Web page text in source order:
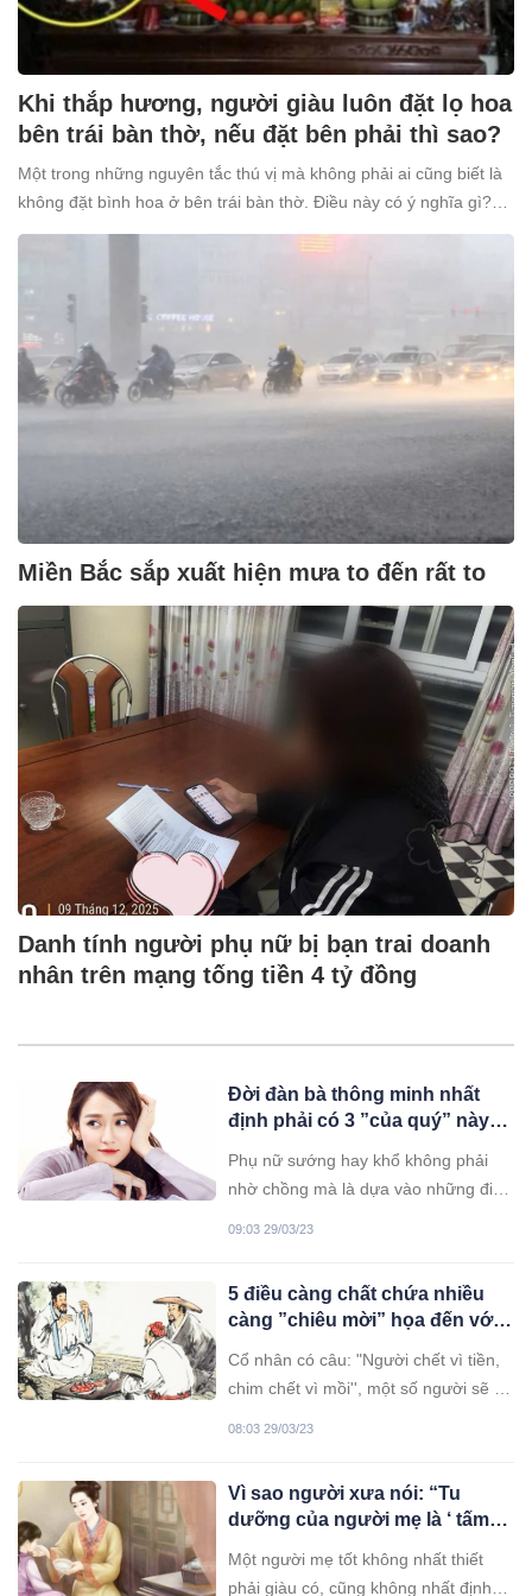
Khi thắp hương, người giàu luôn đặt lọ hoa
bên trái bàn thờ, nếu đặt bên phải thì sao?
Một trong những nguyên tắc thú vị mà không phải ai cũng biết là
không đặt bình hoa ở bên trái bàn thờ. Điều này có ý nghĩa gì?
Tại sao nhiều người giàu lại kiêng kỵ điều này?
Miền Bắc sắp xuất hiện mưa to đến rất to
Danh tính người phụ nữ bị bạn trai doanh
nhân trên mạng tống tiền 4 tỷ đồng
Đời đàn bà thông minh nhất
định phải có 3 ”của quý” này:
nằm trong số đó
Phụ nữ sướng hay khổ không phải
nhờ chồng mà là dựa vào những điều
09:03 29/03/23
5 điều càng chất chứa nhiều
càng ”chiêu mời” họa đến với
nhiều người tổn thất nhất
Cổ nhân có câu: "Người chết vì tiền,
chim chết vì mồi'', một số người sẽ vì
08:03 29/03/23
Vì sao người xưa nói: “Tu
dưỡng của người mẹ là ‘ tấm
con”?
Một người mẹ tốt không nhất thiết
phải giàu có, cũng không nhất định